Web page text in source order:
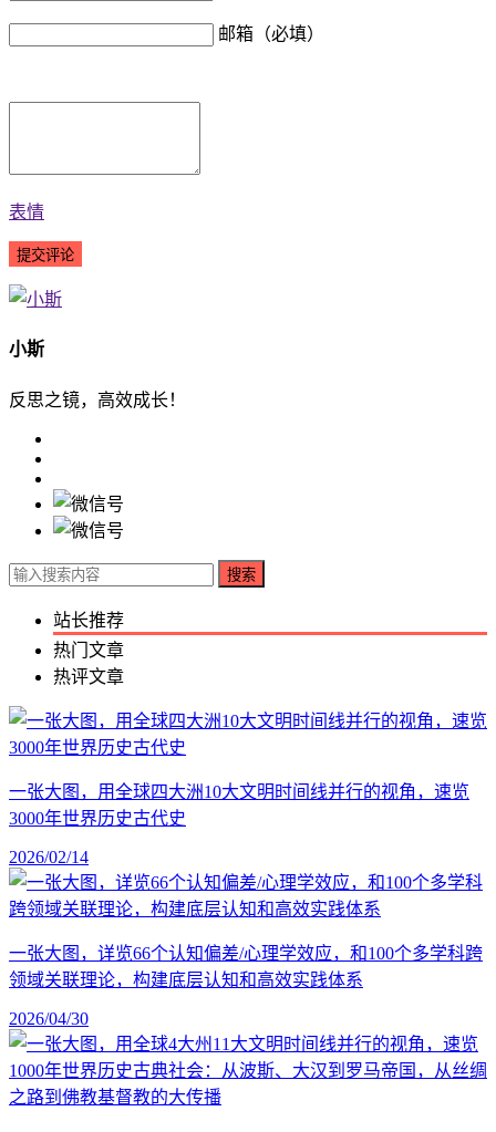
邮箱（必填）
表情
小斯
反思之镜，高效成长！
搜索
站长推荐
热门文章
热评文章
一张大图，用全球四大洲10大文明时间线并行的视角，速览
3000年世界历史古代史
2026/02/14
一张大图，详览66个认知偏差/心理学效应，和100个多学科跨
领域关联理论，构建底层认知和高效实践体系
2026/04/30